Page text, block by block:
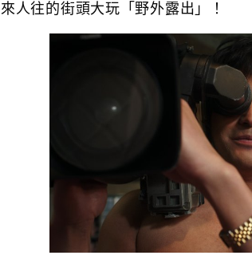
來人往的街頭大玩「野外露出」！